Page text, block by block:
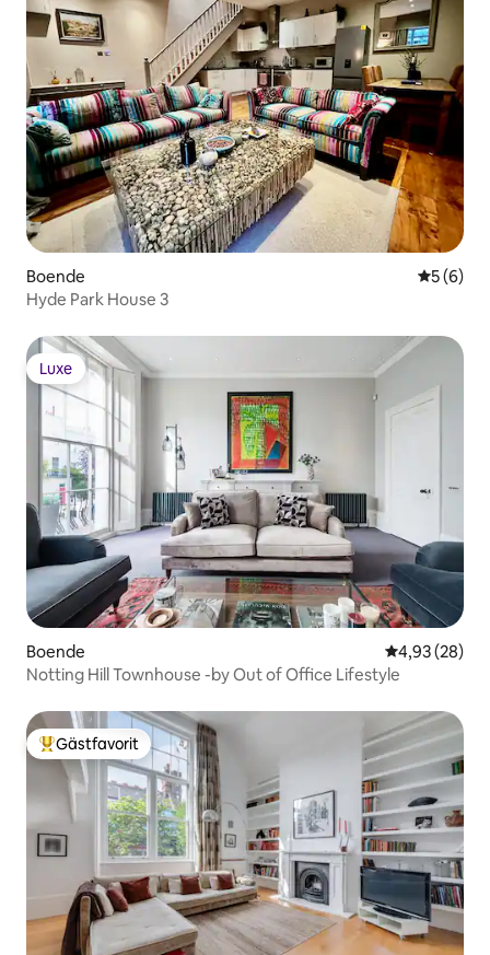
Boende 5 av 5 i
5 (6)
Hyde Park House 3
Luxe
Luxe
Boende 4,93 av 5 i
4,93 (28)
Notting Hill Townhouse -by Out of Office Lifestyle
Populär gästfavorit
Gästfavorit